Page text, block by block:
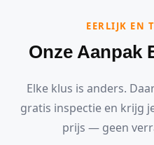
EERLIJK EN
Onze Aanpak
Elke klus is anders.
gratis inspectie en krijg
prijs — geen